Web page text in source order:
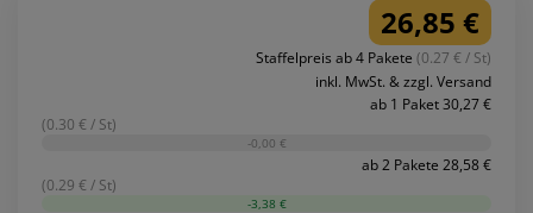
26,85 €
Staffelpreis ab 4 Pakete (0.27 € / St)
inkl. MwSt. & zzgl. Versand
ab 1 Paket 30,27 €
(0.30 € / St)
-0,00 €
ab 2 Pakete 28,58 €
(0.29 € / St)
-3,38 €